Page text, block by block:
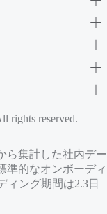
rights reserved.
ら集計した社内デー
準的なオンボーディ
ィング期間は2.3日